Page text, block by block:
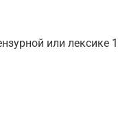
или лексике